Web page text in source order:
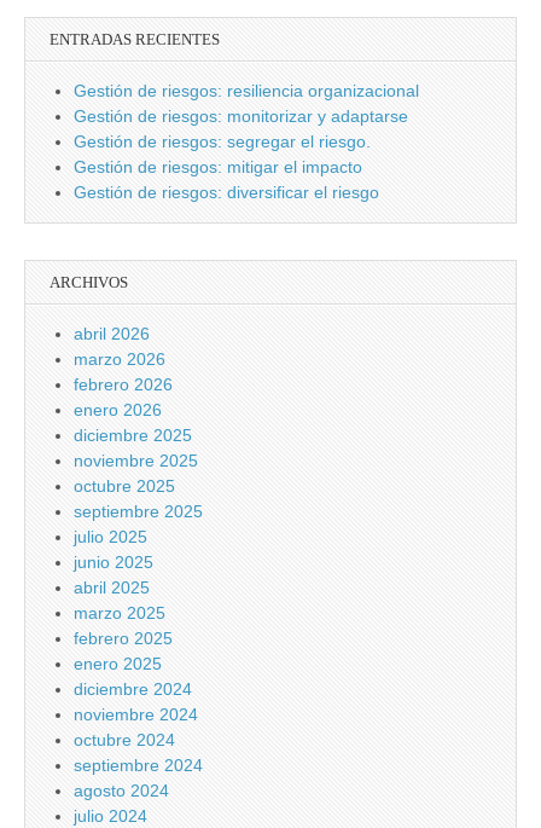
ENTRADAS RECIENTES
Gestión de riesgos: resiliencia organizacional
Gestión de riesgos: monitorizar y adaptarse
Gestión de riesgos: segregar el riesgo.
Gestión de riesgos: mitigar el impacto
Gestión de riesgos: diversificar el riesgo
ARCHIVOS
abril 2026
marzo 2026
febrero 2026
enero 2026
diciembre 2025
noviembre 2025
octubre 2025
septiembre 2025
julio 2025
junio 2025
abril 2025
marzo 2025
febrero 2025
enero 2025
diciembre 2024
noviembre 2024
octubre 2024
septiembre 2024
agosto 2024
julio 2024